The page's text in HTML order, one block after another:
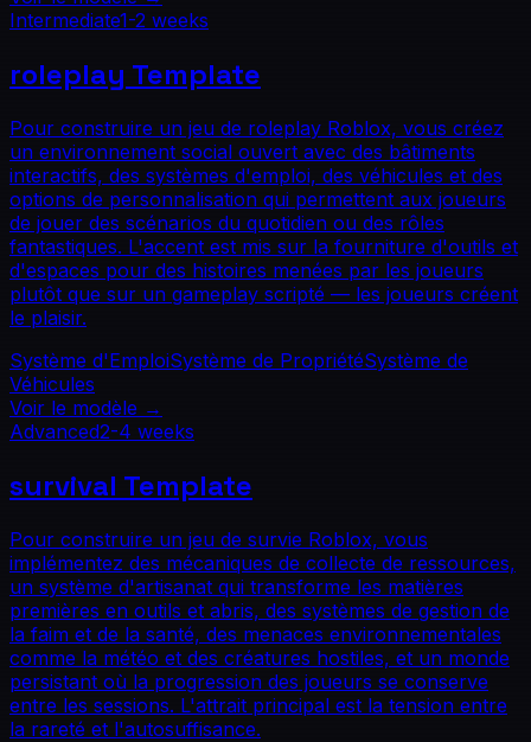
Intermediate1-2 weeks
roleplay Template
Pour construire un jeu de roleplay Roblox, vous créez
un environnement social ouvert avec des bâtiments
interactifs, des systèmes d'emploi, des véhicules et des
options de personnalisation qui permettent aux joueurs
de jouer des scénarios du quotidien ou des rôles
fantastiques. L'accent est mis sur la fourniture d'outils et
d'espaces pour des histoires menées par les joueurs
plutôt que sur un gameplay scripté — les joueurs créent
le plaisir.
Système d'EmploiSystème de PropriétéSystème de
Véhicules
Voir le modèle →
Advanced2-4 weeks
survival Template
Pour construire un jeu de survie Roblox, vous
implémentez des mécaniques de collecte de ressources,
un système d'artisanat qui transforme les matières
premières en outils et abris, des systèmes de gestion de
la faim et de la santé, des menaces environnementales
comme la météo et des créatures hostiles, et un monde
persistant où la progression des joueurs se conserve
entre les sessions. L'attrait principal est la tension entre
la rareté et l'autosuffisance.